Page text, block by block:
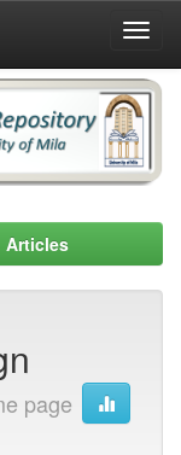
Articles
page